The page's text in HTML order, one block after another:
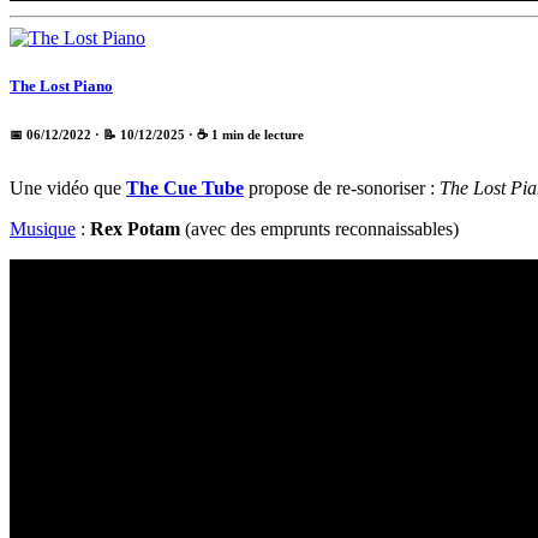
The Lost Piano
📅 06/12/2022 · 📝 10/12/2025 · ☕ 1 min de lecture
Une vidéo que The Cue Tube propose de re-sonoriser : The Lost
Musique : Rex Potam (avec des emprunts reconnaissables)